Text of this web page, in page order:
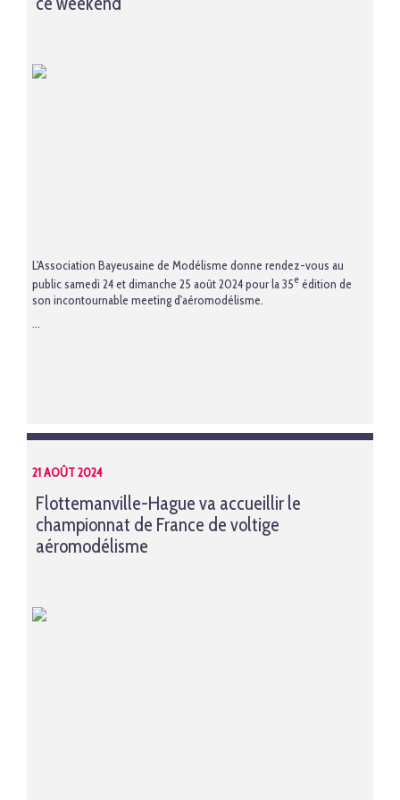
L'Association Bayeusaine de Modélisme donne rendez-vous au
public samedi 24 et dimanche 25 août 2024 pour la 35e édition de
son incontournable meeting d'aéromodélisme.
21 AOÛT 2024
Flottemanville-Hague va accueillir le
championnat de France de voltige
aéromodélisme